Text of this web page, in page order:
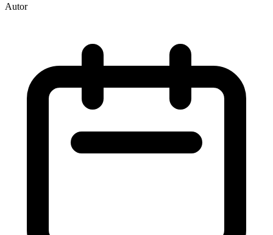
Autor